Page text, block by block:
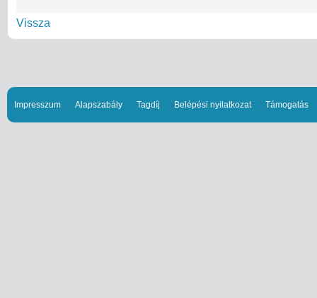
Vissza
Impresszum Alapszabály Tagdíj Belépési nyilatkozat Támogatás